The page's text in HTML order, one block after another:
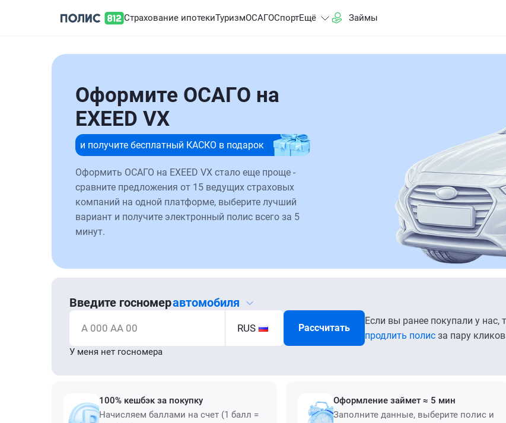
Страхование ипотекиТуризмОСАГОСпортЕщё Займы
Оформите ОСАГО на
EXEED VX
и получите бесплатный КАСКО в подарок
Оформить ОСАГО на EXEED VX стало еще проще -
сравните предложения от 15 ведущих страховых
компаний на одной платформе, выберите лучший
вариант и получите электронный полис всего за 5
минут.
Введите госномеравтомобиля
А 000 АА 00 RUS Рассчитать
Если вы ранее покупали у нас,
продлить полис за пару кликов
У меня нет госномера
100% кешбэк за покупку
Начисляем баллами на счет (1 балл =
Оформление займет ≈ 5 мин
Заполните данные, выберите полис и